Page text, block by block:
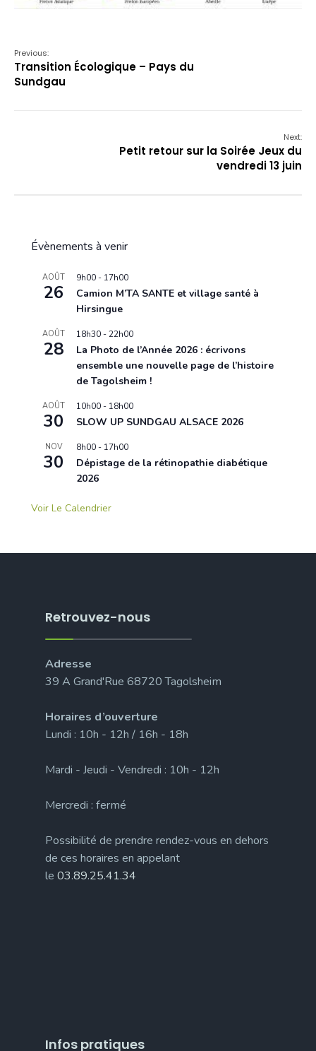
Previous:
Transition Écologique – Pays du
Sundgau
Next:
Petit retour sur la Soirée Jeux du
vendredi 13 juin
Évènements à venir
AOÛT
26
9h00 - 17h00
Camion M’TA SANTE et village santé à
Hirsingue
AOÛT
28
18h30 -22h00
La Photo de l’Année 2026 : écrivons
ensemble une nouvelle page de l’histoire
de Tagolsheim !
AOÛT
30
10h00 - 18h00
SLOW UP SUNDGAU ALSACE 2026
NOV
30
8h00 - 17h00
Dépistage de la rétinopathie diabétique
2026
Voir Le Calendrier
Retrouvez-nous
Adresse
39 A Grand'Rue 68720 Tagolsheim
Horaires d’ouverture
Lundi : 10h - 12h / 16h - 18h
Mardi - Jeudi - Vendredi : 10h - 12h
Mercredi : fermé
Possibilité de prendre rendez-vous en dehors
de ces horaires en appelant
le 03.89.25.41.34
Infos pratiques